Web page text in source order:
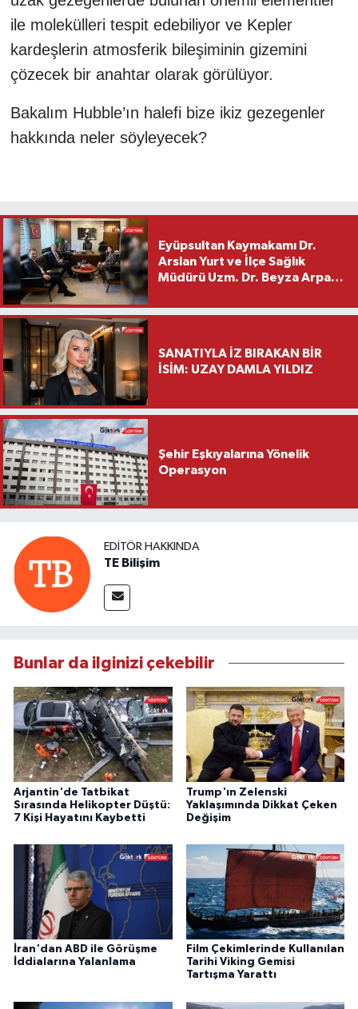
ile molekülleri tespit edebiliyor ve Kepler
kardeşlerin atmosferik bileşiminin gizemini
çözecek bir anahtar olarak görülüyor.
Bakalım Hubble’ın halefi bize ikiz gezegenler
hakkında neler söyleyecek?
Eyüpsultan Kaymakamı Dr.
Arslan Yurt ve İlçe Sağlık
Müdürü Uzm. Dr. Beyza Arpacı
Ziyareti
SANATIYLA İZ BIRAKAN BİR
İSİM: UZAY DAMLA YILDIZ
Şehir Eşkıyalarına Yönelik
Operasyon
EDITÖR HAKKINDA
TE Bilişim
Bunlar da ilginizi çekebilir
Arjantin'de Tatbikat
Sırasında Helikopter Düştü:
7 Kişi Hayatını Kaybetti
Trump'ın Zelenski
Yaklaşımında Dikkat Çeken
Değişim
İran'dan ABD ile Görüşme
İddialarına Yalanlama
Film Çekimlerinde Kullanılan
Tarihi Viking Gemisi
Tartışma Yarattı